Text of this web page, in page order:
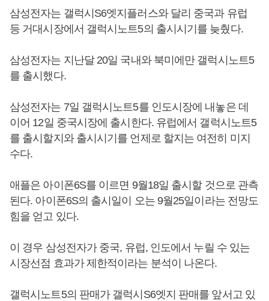
삼성전자는 갤럭시S6엣지플러스와 달리 중국과 유럽
등 거대시장에서 갤럭시노트5의 출시시기를 늦췄다.
삼성전자는 지난달 20일 국내와 북미에만 갤럭시노트5
를 출시했다.
삼성전자는 7일 갤럭시노트5를 인도시장에 내놓은 데
이어 12일 중국시장에 출시한다. 유럽에서 갤럭시노트5
를 출시할지와 출시시기를 언제로 할지는 여전히 미지
수다.
애플은 아이폰6S를 이르면 9월18일 출시할 것으로 관측
된다. 아이폰6S의 출시일이 오는 9월25일이라는 전망도
힘을 얻고 있다.
이 경우 삼성전자가 중국, 유럽, 인도에서 누릴 수 있는
시장선점 효과가 제한적이라는 분석이 나온다.
갤럭시노트5의 판매가 갤럭시S6엣지 판매를 앞서고 있